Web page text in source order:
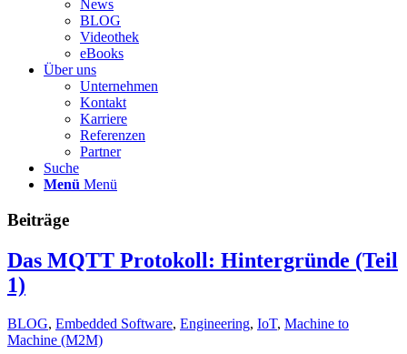
News
BLOG
Videothek
eBooks
Über uns
Unternehmen
Kontakt
Karriere
Referenzen
Partner
Suche
Menü Menü
Beiträge
Das MQTT Protokoll: Hintergründe (Teil
1)
BLOG, Embedded Software, Engineering, IoT, Machine to
Machine (M2M)